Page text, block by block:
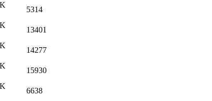
5314
13401
14277
15930
6638